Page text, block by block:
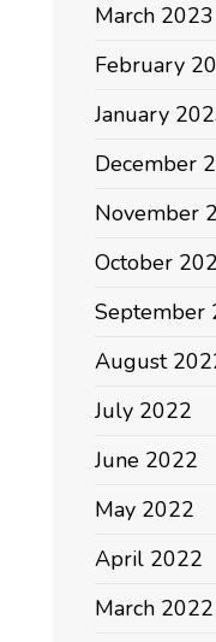
March 2023
February
January
December
November
October
September
August
July 2022
June 2022
May 2022
April 2022
March 2022